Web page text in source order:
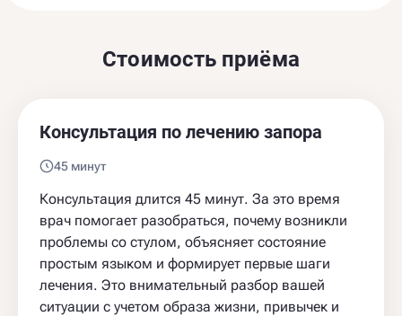
Стоимость приёма
Консультация по лечению запора
45 минут
Консультация длится 45 минут. За это время
врач помогает разобраться, почему возникли
проблемы со стулом, объясняет состояние
простым языком и формирует первые шаги
лечения. Это внимательный разбор вашей
ситуации с учетом образа жизни, привычек и